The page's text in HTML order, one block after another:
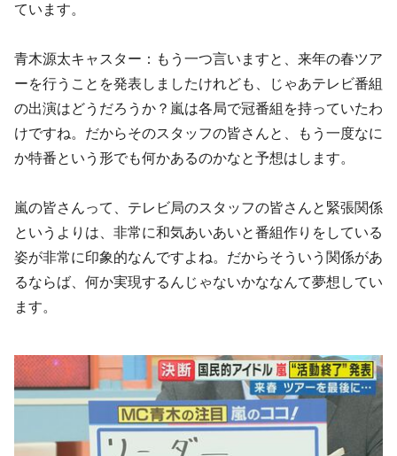
ています。
青木源太キャスター：もう一つ言いますと、来年の春ツア
ーを行うことを発表しましたけれども、じゃあテレビ番組
の出演はどうだろうか？嵐は各局で冠番組を持っていたわ
けですね。だからそのスタッフの皆さんと、もう一度なに
か特番という形でも何かあるのかなと予想はします。
嵐の皆さんって、テレビ局のスタッフの皆さんと緊張関係
というよりは、非常に和気あいあいと番組作りをしている
姿が非常に印象的なんですよね。だからそういう関係があ
るならば、何か実現するんじゃないかななんて夢想してい
ます。